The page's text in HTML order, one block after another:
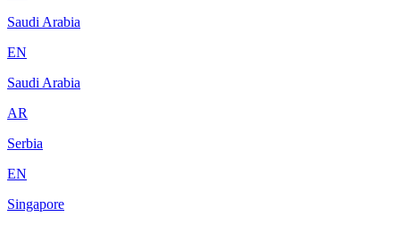
Saudi Arabia
EN
Saudi Arabia
AR
Serbia
EN
Singapore